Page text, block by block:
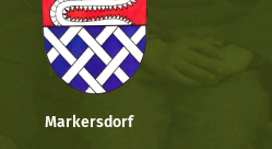
Markersdorf